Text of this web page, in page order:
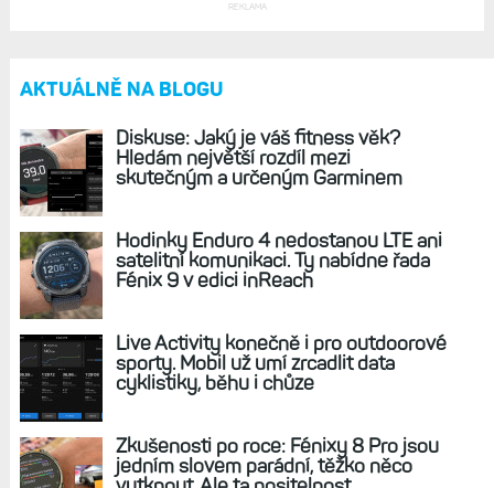
odvozené od Fénix 7 Pro a Epix Pro. Přijde řada i
na Enduro 2?